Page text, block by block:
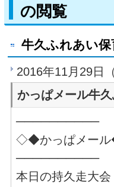
の閲覧
牛久ふれあい保
2016年11月29日
かっぱメール牛
──────────
◇◆かっぱメー
──────────
本日の持久走大会